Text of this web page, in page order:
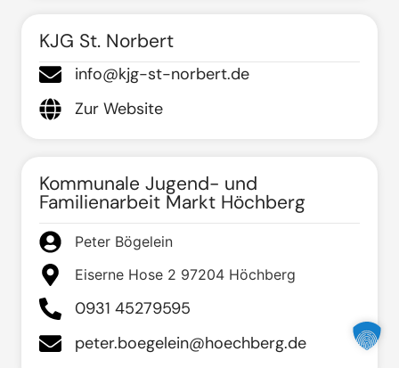
KJG St. Norbert
info@kjg-st-norbert.de
Zur Website
Kommunale Jugend- und
Familienarbeit Markt Höchberg
Peter Bögelein
Eiserne Hose 2 97204 Höchberg
0931 45279595
peter.boegelein@hoechberg.de